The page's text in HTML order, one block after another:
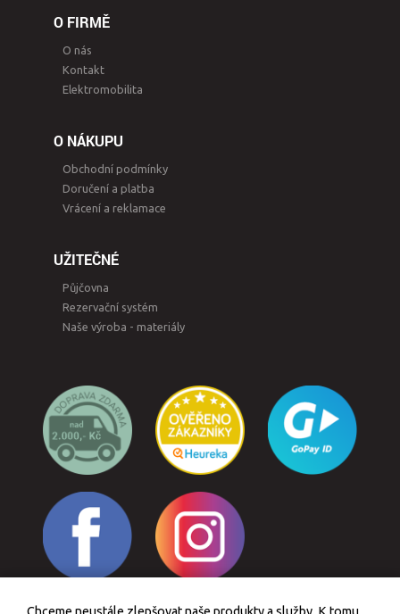
O FIRMĚ
O nás
Kontakt
Elektromobilita
O NÁKUPU
Obchodní podmínky
Doručení a platba
Vrácení a reklamace
UŽITEČNÉ
Půjčovna
Rezervační systém
Naše výroba - materiály